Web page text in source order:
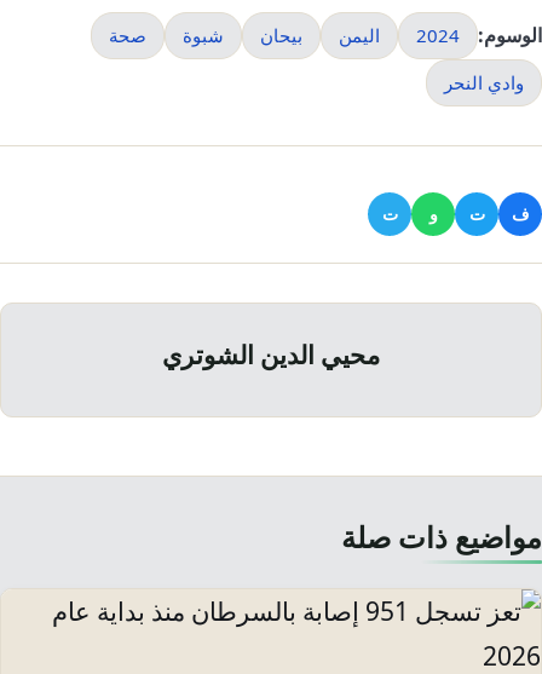
الوسوم: 2024 اليمن بيحان شبوة
صحة
وادي النحر
ف ت و ت
محيي الدين الشوتري
مواضيع ذات صلة